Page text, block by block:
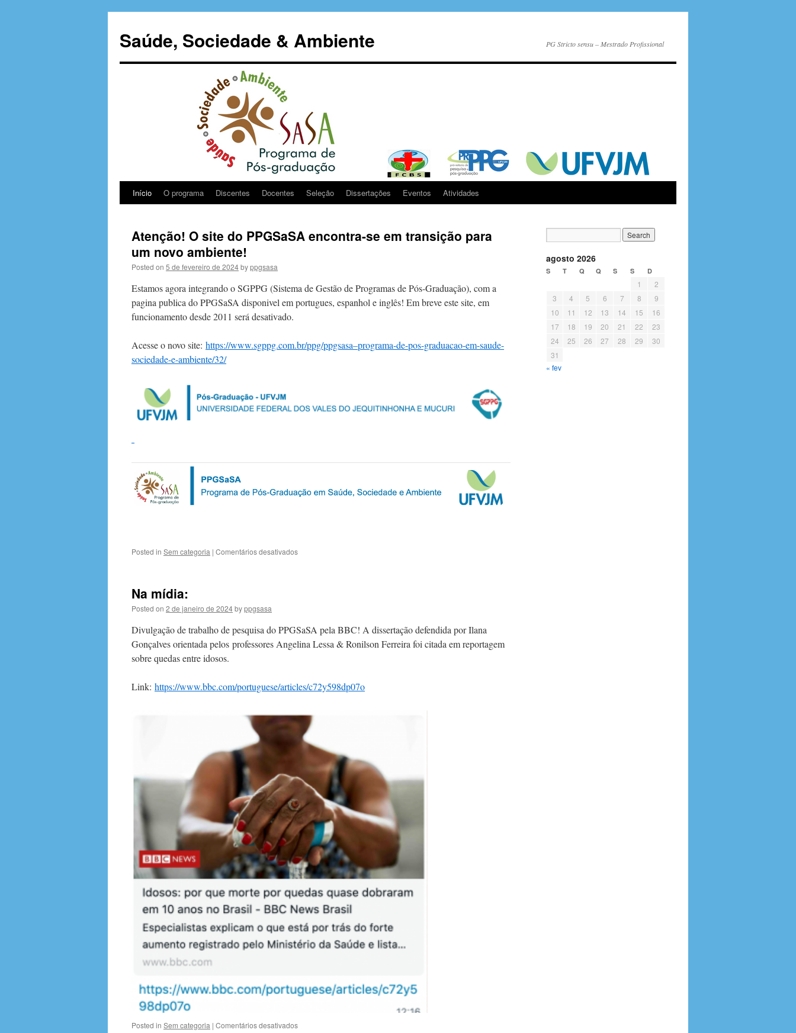
Saúde, Sociedade & Ambiente PG Stricto sensu – Mestrado Profissional
Início O programa Discentes Docentes Seleção Dissertações Eventos Atividades
Atenção! O site do PPGSaSA encontra-se em transição para
um novo ambiente!
Posted on 5 de fevereiro de 2024byppgsasa
Estamos agora integrando o SGPPG (Sistema de Gestão de Programas de Pós-Graduação), com a
pagina publica do PPGSaSA disponivel em portugues, espanhol e inglês! Em breve este site, em
funcionamento desde 2011 será desativado.
Acesse o novo site: https://www.sgppg.com.br/ppg/ppgsasa–programa-de-pos-graduacao-em-saude-
sociedade-e-ambiente/32/
Posted in Sem categoria | Comentários desativados
Na mídia:
Posted on 2 de janeiro de 2024byppgsasa
Divulgação de trabalho de pesquisa do PPGSaSA pela BBC! A dissertação defendida por Ilana
Gonçalves orientada pelos professores Angelina Lessa & Ronilson Ferreira foi citada em reportagem
sobre quedas entre idosos.
Link: https://www.bbc.com/portuguese/articles/c72y598dp07o
Posted in Sem categoria | Comentários desativados
agosto 2026
S T Q Q S S D
« fev
1
2
3
4 5 6 7 8
9
10
11 12 13 14 15
16
17
18 19 20 21 22
23
24
25 26 27 28 29
30
31